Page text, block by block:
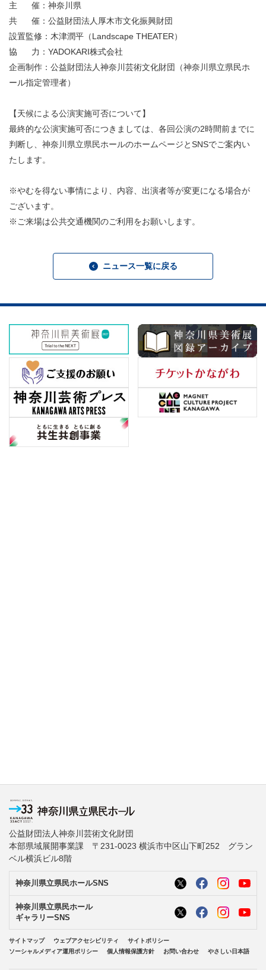
主 催：神奈川県
共 催：公益財団法人厚木市文化振興財団
設置監修：木津潤平（Landscape THEATER）
協 力：YADOKARI株式会社
企画制作：公益財団法人神奈川芸術文化財団（神奈川県立県民ホ
ール指定管理者）
【天候による公演実施可否について】
最終的な公演実施可否につきましては、各回公演の2時間前までに
判断し、神奈川県立県民ホールのホームページとSNSでご案内い
たします。
※やむを得ない事情により、内容、出演者等が変更になる場合が
ございます。
※ご来場は公共交通機関のご利用をお願いします。
ニュース一覧に戻る
公益財団法人神奈川芸術文化財団
本部県域展開事業課 〒231-0023 横浜市中区山下町252 グラン
ベル横浜ビル8階
神奈川県立県民ホールSNS
神奈川県立県民ホール
ギャラリーSNS
サイトマップ ウェブアクセシビリティ
サイトポリシー
ソーシャルメディア運用ポリシー
個人情報保護方針 お問い合わせ やさしい日本語